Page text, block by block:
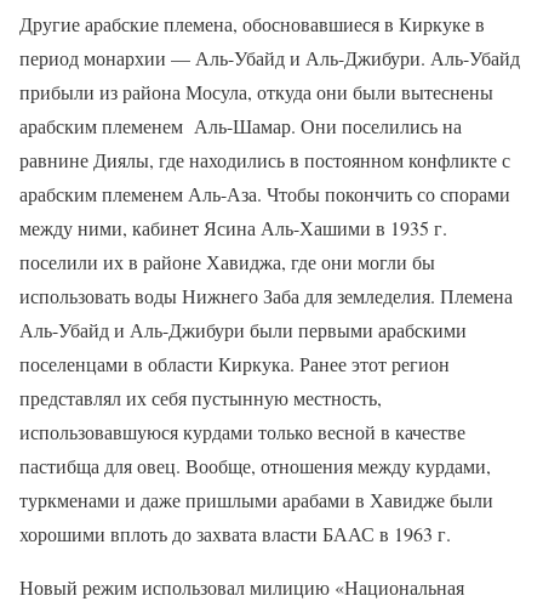
Другие арабские племена, обосновавшиеся в Киркуке в
период монархии — Аль-Убайд и Аль-Джибури. Аль-Убайд
прибыли из района Мосула, откуда они были вытеснены
арабским племенем Аль-Шамар. Они поселились на
равнине Диялы, где находились в постоянном конфликте с
арабским племенем Аль-Аза. Чтобы покончить со спорами
между ними, кабинет Ясина Аль-Хашими в 1935 г.
поселили их в районе Хавиджа, где они могли бы
использовать воды Нижнего Заба для земледелия. Племена
Аль-Убайд и Аль-Джибури были первыми арабскими
поселенцами в области Киркука. Ранее этот регион
представлял их себя пустынную местность,
использовавшуюся курдами только весной в качестве
пастибща для овец. Вообще, отношения между курдами,
туркменами и даже пришлыми арабами в Хавидже были
хорошими вплоть до захвата власти БААС в 1963 г.
Новый режим использовал милицию «Национальная